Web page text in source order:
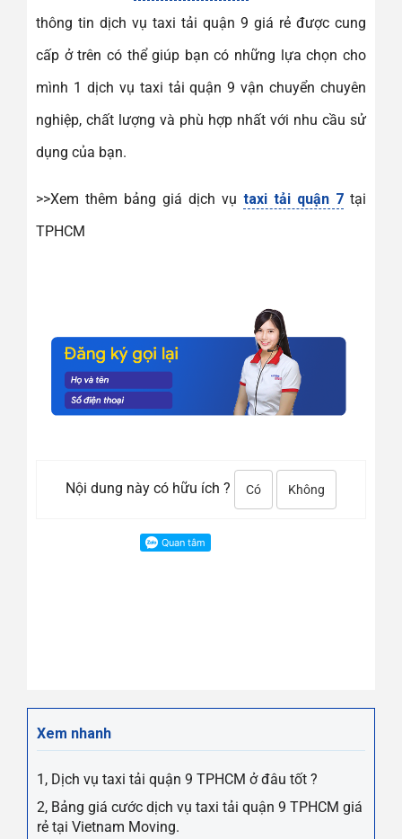
thông tin dịch vụ taxi tải quận 9 giá rẻ được cung
cấp ở trên có thể giúp bạn có những lựa chọn cho
mình 1 dịch vụ taxi tải quận 9 vận chuyển chuyên
nghiệp, chất lượng và phù hợp nhất với nhu cầu sử
dụng của bạn.
>>Xem thêm bảng giá dịch vụ taxi tải quận 7 tại
TPHCM
Nội dung này có hữu ích ? Có Không
Xem nhanh
1, Dịch vụ taxi tải quận 9 TPHCM ở đâu tốt ?
2, Bảng giá cước dịch vụ taxi tải quận 9 TPHCM giá
rẻ tại Vietnam Moving.